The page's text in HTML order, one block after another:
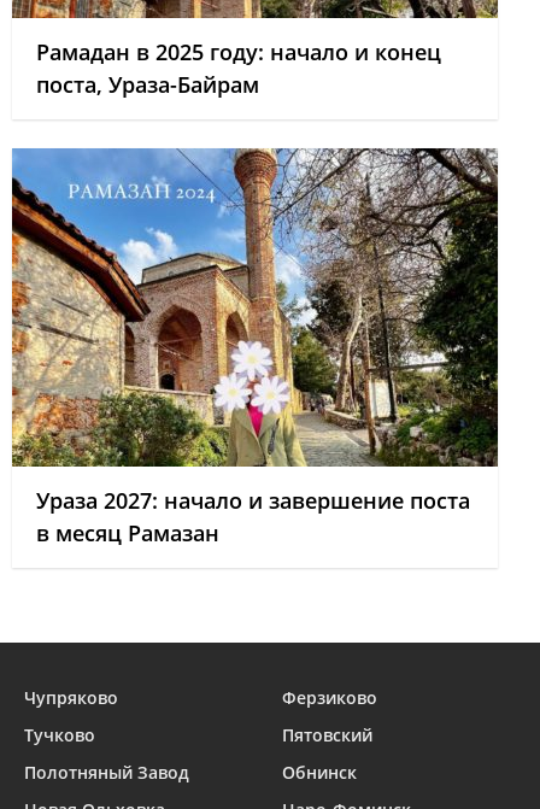
Рамадан в 2025 году: начало и конец
поста, Ураза-Байрам
Ураза 2027: начало и завершение поста
в месяц Рамазан
Чупряково
Ферзиково
Тучково
Пятовский
Полотняный Завод
Обнинск